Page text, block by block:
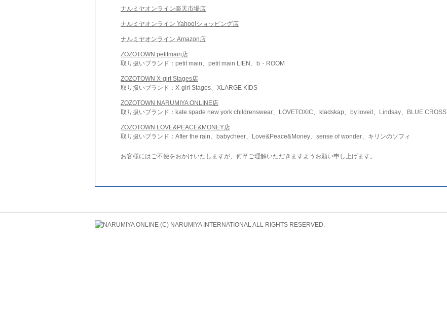
ナルミヤオンライン楽天市場店
ナルミヤオンライン Yahoo!ショッピング店
ナルミヤオンライン Amazon店
ZOZOTOWN petitmain店
取り扱いブランド：petit main、petit main LIEN、b・ROOM
ZOZOTOWN X-girl Stages店
取り扱いブランド：X-girl Stages、XLARGE KIDS
ZOZOTOWN NARUMIYA ONLINE店
取り扱いブランド：kate spade new york childrenswear、LOVETOXIC、kladskap、by loveit、Lindsay、BLUE CROSS
ZOZOTOWN LOVE&PEACE&MONEY店
取り扱いブランド：After the rain、babycheer、Love&Peace&Money、sense of wonder、キリンのソフィ
お客様にはご不便をおかけいたしますが、何卒ご理解いただきますようお願い申し上げます。